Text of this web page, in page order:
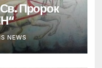
Пророк
NEWS